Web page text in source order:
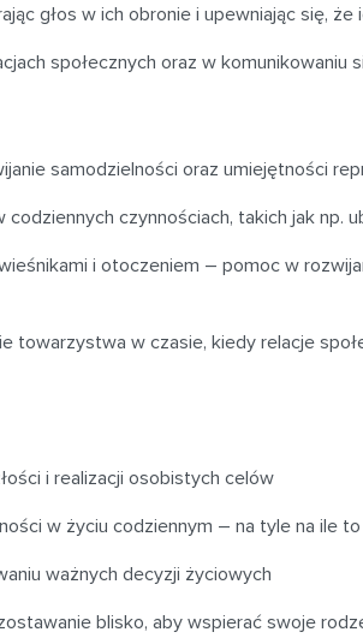
głos w ich obronie i upewniając się,
społecznych oraz w komunikowaniu
samodzielności oraz umiejętności
czynnościach, takich jak np.
i otoczeniem – pomoc w
towarzystwa w czasie, kiedy relacje
i realizacji osobistych celów
w życiu codziennym – na tyle na ile
ważnych decyzji życiowych
blisko, aby wspierać swoje